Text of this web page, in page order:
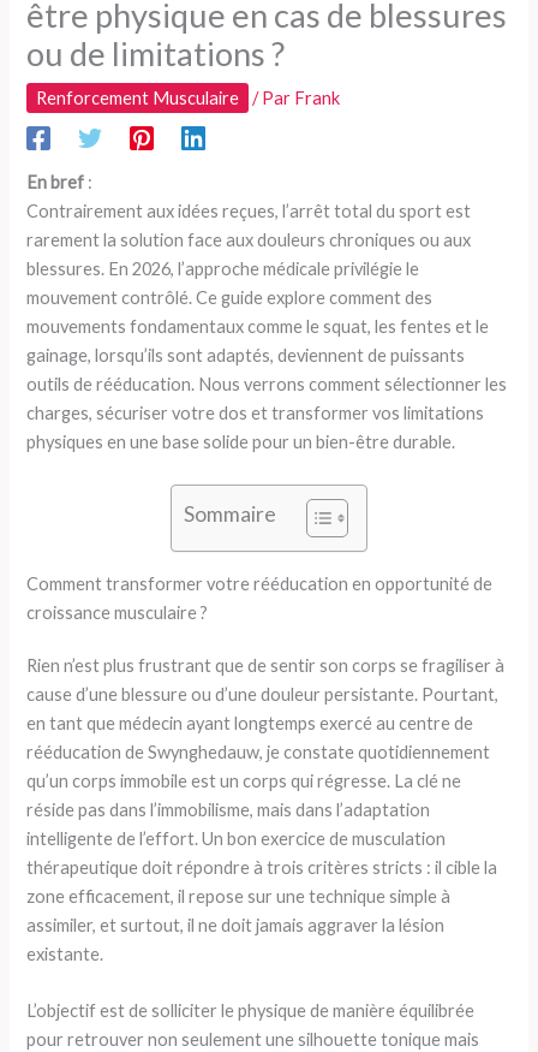
être physique en cas de blessures
ou de limitations ?
Renforcement Musculaire / Par Frank
En bref :
Contrairement aux idées reçues, l’arrêt total du sport est
rarement la solution face aux douleurs chroniques ou aux
blessures. En 2026, l’approche médicale privilégie le
mouvement contrôlé. Ce guide explore comment des
mouvements fondamentaux comme le squat, les fentes et le
gainage, lorsqu’ils sont adaptés, deviennent de puissants
outils de rééducation. Nous verrons comment sélectionner les
charges, sécuriser votre dos et transformer vos limitations
physiques en une base solide pour un bien-être durable.
Sommaire
Comment transformer votre rééducation en opportunité de
croissance musculaire ?
Rien n’est plus frustrant que de sentir son corps se fragiliser à
cause d’une blessure ou d’une douleur persistante. Pourtant,
en tant que médecin ayant longtemps exercé au centre de
rééducation de Swynghedauw, je constate quotidiennement
qu’un corps immobile est un corps qui régresse. La clé ne
réside pas dans l’immobilisme, mais dans l’adaptation
intelligente de l’effort. Un bon exercice de musculation
thérapeutique doit répondre à trois critères stricts : il cible la
zone efficacement, il repose sur une technique simple à
assimiler, et surtout, il ne doit jamais aggraver la lésion
existante.
L’objectif est de solliciter le physique de manière équilibrée
pour retrouver non seulement une silhouette tonique mais